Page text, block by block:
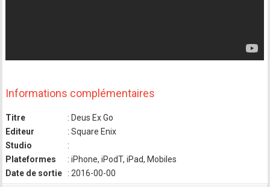
Informations complémentaires
Titre
: Deus Ex Go
Editeur
: Square Enix
Studio
:
Plateformes
: iPhone, iPodT, iPad, Mobiles
Date de sortie
: 2016-00-00